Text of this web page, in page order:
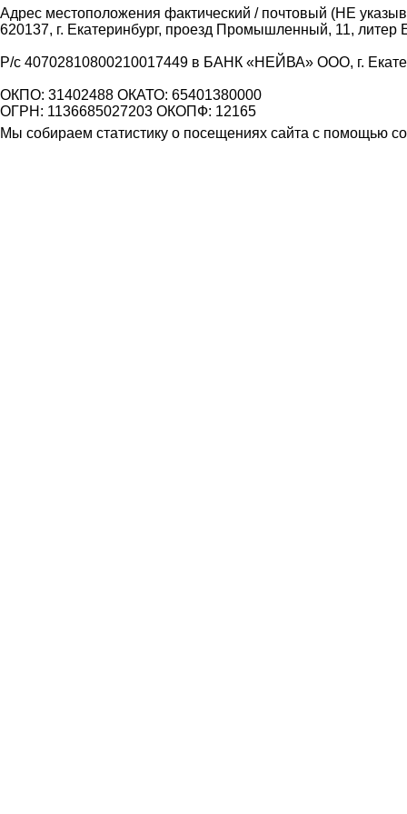
Адрес местоположения фактический / почтовый (НЕ
620137, г. Екатеринбург, проезд Промышленный, 11, литер
Р/с 40702810800210017449 в БАНК «НЕЙВА» ООО, г.
ОКПО: 31402488 ОКАТО: 65401380000
ОГРН: 1136685027203 ОКОПФ: 12165
Мы собираем статистику о посещениях сайта с помощью